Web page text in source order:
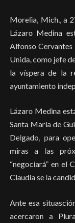
Morelia, Mich., a
Lázaro Medina
Alfonso
Unida, como jefe
la víspera de la
ayuntamiento
Lázaro Medina
Santa María de
Delgado, para
miras a las
“negociará” en el
Claudia se la
Ante esa
acercaron a